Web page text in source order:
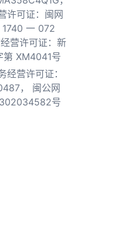
许可证：闽网
一 072
营许可证：新
第 XM4041号
经营许可证：
，
闽公网
号